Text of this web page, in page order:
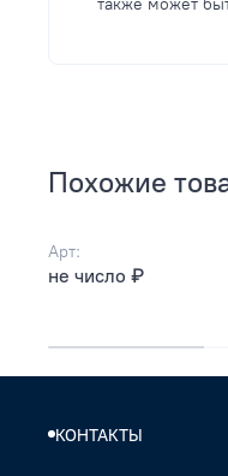
также может
Похожие
Арт:
не число ₽
КОНТАКТЫ